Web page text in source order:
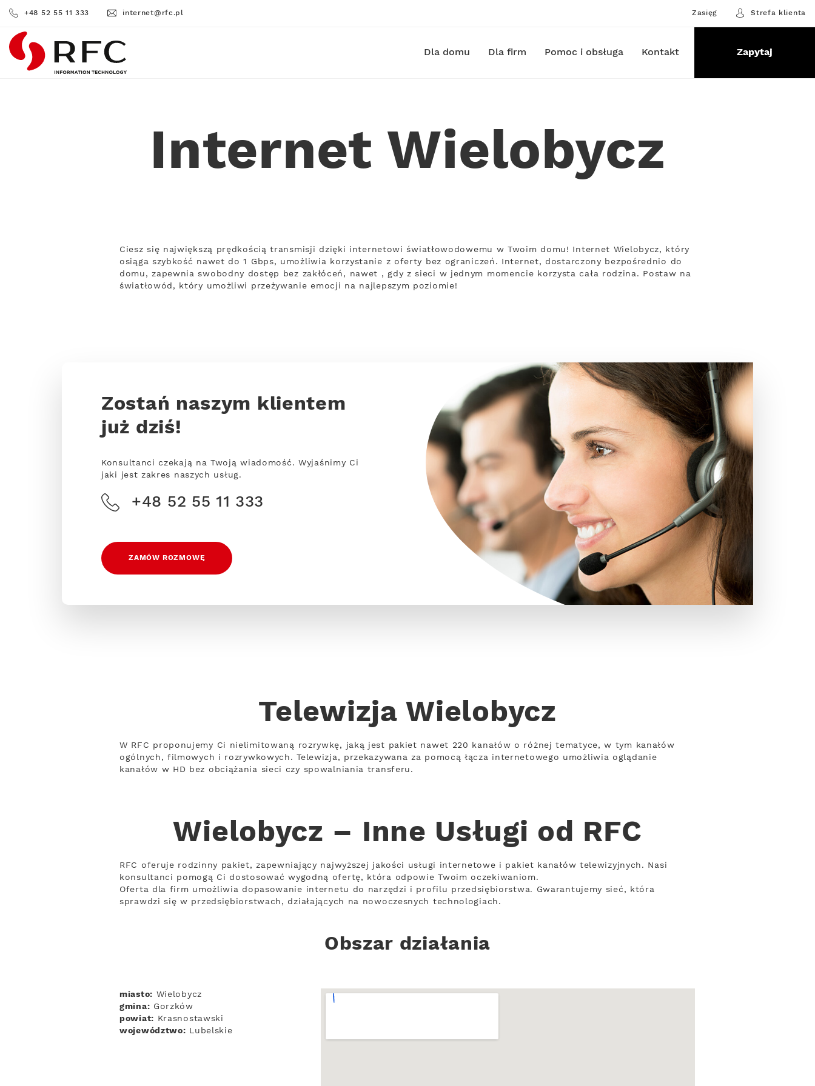
+48 52 55 11 333 internet@rfc.pl Zasięg Strefa klienta
RFC Dla domu Dla firm Pomoc i obsługa Kontakt Zapytaj
Internet Wielobycz
Ciesz się największą prędkością transmisji dzięki internetowi światłowodowemu w Twoim domu! Internet Wielobycz, który
osiąga szybkość nawet do 1 Gbps, umożliwia korzystanie z oferty bez ograniczeń. Internet, dostarczony bezpośrednio do
domu, zapewnia swobodny dostęp bez zakłóceń, nawet , gdy z sieci w jednym momencie korzysta cała rodzina. Postaw na
światłowód, który umożliwi przeżywanie emocji na najlepszym poziomie!
Zostań naszym klientem
już dziś!
Konsultanci czekają na Twoją wiadomość. Wyjaśnimy Ci
jaki jest zakres naszych usług.
+48 52 55 11 333
ZAMÓW ROZMOWĘ
Telewizja Wielobycz
W RFC proponujemy Ci nielimitowaną rozrywkę, jaką jest pakiet nawet 220 kanałów o różnej tematyce, w tym kanałów
ogólnych, filmowych i rozrywkowych. Telewizja, przekazywana za pomocą łącza internetowego umożliwia oglądanie
kanałów w HD bez obciążania sieci czy spowalniania transferu.
Wielobycz – Inne Usługi od RFC
RFC oferuje rodzinny pakiet, zapewniający najwyższej jakości usługi internetowe i pakiet kanałów telewizyjnych. Nasi
konsultanci pomogą Ci dostosować wygodną ofertę, która odpowie Twoim oczekiwaniom.
Oferta dla firm umożliwia dopasowanie internetu do narzędzi i profilu przedsiębiorstwa. Gwarantujemy sieć, która
sprawdzi się w przedsiębiorstwach, działających na nowoczesnych technologiach.
Obszar działania
miasto: Wielobycz
gmina: Gorzków
powiat: Krasnostawski
województwo: Lubelskie